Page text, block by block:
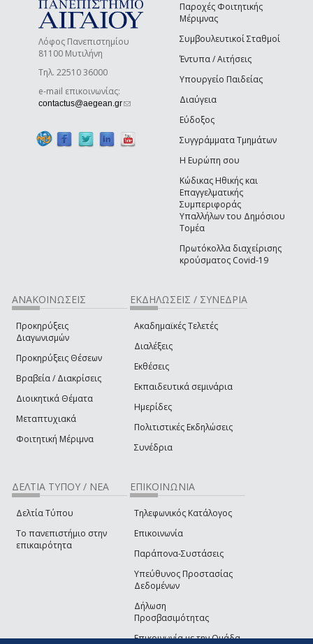
Λόφος Πανεπιστημίου
81100 Μυτιλήνη
Τηλ. 22510 36000
e-mail επικοινωνίας:
contactus@aegean.gr(link sends e-mail)
Παροχές Φοιτητικής
Μέριμνας
Συμβουλευτικοί Σταθμοί
Έντυπα / Αιτήσεις
Υπουργείο Παιδείας
Διαύγεια
Εύδοξος
Συγγράμματα Τμημάτων
Η Ευρώπη σου
Κώδικας Ηθικής και
Επαγγελματικής
Συμπεριφοράς
Υπαλλήλων του Δημόσιου
Τομέα
Πρωτόκολλα διαχείρισης
κρούσματος Covid-19
ΑΝΑΚΟΙΝΩΣΕΙΣ
Προκηρύξεις
Διαγωνισμών
Προκηρύξεις Θέσεων
Βραβεία / Διακρίσεις
Διοικητικά Θέματα
Μεταπτυχιακά
Φοιτητική Μέριμνα
ΕΚΔΗΛΩΣΕΙΣ / ΣΥΝΕΔΡΙΑ
Ακαδημαϊκές Τελετές
Διαλέξεις
Εκθέσεις
Εκπαιδευτικά σεμινάρια
Ημερίδες
Πολιτιστικές Εκδηλώσεις
Συνέδρια
ΔΕΛΤΙΑ ΤΥΠΟΥ / ΝΕΑ
Δελτία Τύπου
Το πανεπιστήμιο στην
επικαιρότητα
ΕΠΙΚΟΙΝΩΝΙΑ
Τηλεφωνικός Κατάλογος
Επικοινωνία
Παράπονα-Συστάσεις
Υπεύθυνος Προστασίας
Δεδομένων
Δήλωση
Προσβασιμότητας
Επικοινωνία με την Ομάδα